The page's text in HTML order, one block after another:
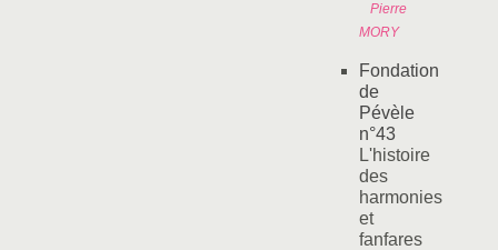
Pierre
MORY
Fondation
de
Pévèle
n°43
L'histoire
des
harmonies
et
fanfares